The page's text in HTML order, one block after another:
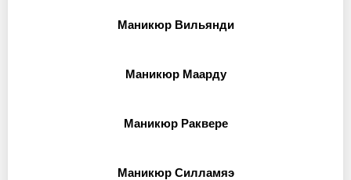
Маникюр Вильянди
Маникюр Маарду
Маникюр Раквере
Маникюр Силламяэ